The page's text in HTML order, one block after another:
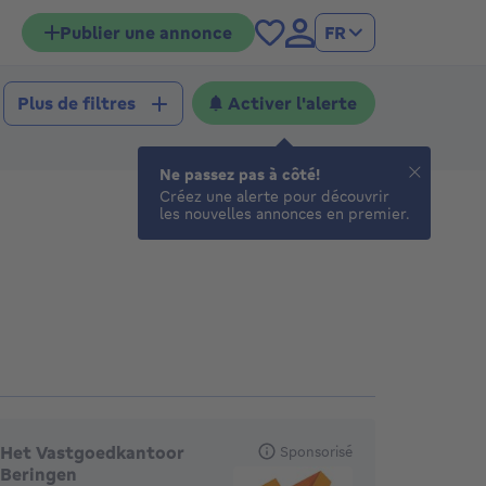
Publier une annonce FR
Plus de filtres Activer l'alerte
en vedette
Het Vastgoedkantoor
Beringen
Sponsorisé
Ne passez pas à côté!
Créez une alerte pour découvrir
les nouvelles annonces en premier.